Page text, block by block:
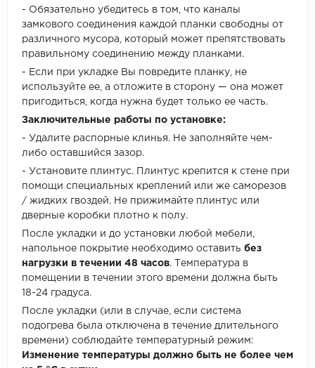
- Обязательно убедитесь в том, что каналы
замкового соединения каждой планки свободны от
различного мусора, который может препятствовать
правильному соединению между планками.
- Если при укладке Вы повредите планку, не
используйте ее, а отложите в сторону — она может
пригодиться, когда нужна будет только ее часть.
Заключительные работы по установке:
- Удалите распорные клинья. Не заполняйте чем-
либо оставшийся зазор.
- Установите плинтус. Плинтус крепится к стене при
помощи специальных креплений или же саморезов
/ жидких гвоздей. Не прижимайте плинтус или
дверные коробки плотно к полу.
После укладки и до установки любой мебели,
напольное покрытие необходимо оставить без
нагрузки в течении 48 часов. Температура в
помещении в течении этого времени должна быть
18-24 градуса.
После укладки (или в случае, если система
подогрева была отключена в течение длительного
времени) соблюдайте температурный режим:
Изменение температуры должно быть не более чем